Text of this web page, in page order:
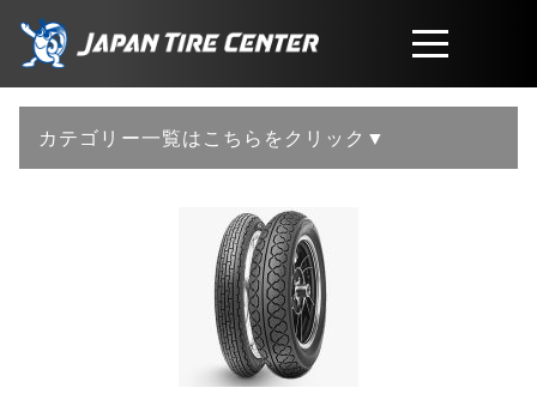
取扱商品
工賃・サービスについて
カテゴリー一覧はこちらをクリック▼